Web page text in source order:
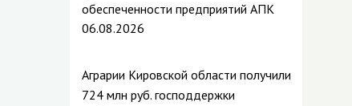
обеспеченности предприятий АПК
06.08.2026
Аграрии Кировской области получили
724 млн руб. господдержки